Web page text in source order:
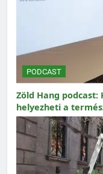
PODCAST
Zöld Hang podcast:
helyezheti a